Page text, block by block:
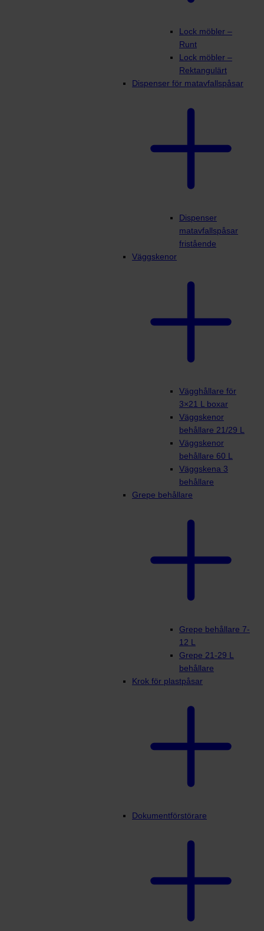
Lock möbler –
Runt
Lock möbler –
Rektangulärt
Dispenser för matavfallspåsar
Dispenser
matavfallspåsar
fristående
Väggskenor
Vägghållare för
3×21 L boxar
Väggskenor
behållare 21/29 L
Väggskenor
behållare 60 L
Väggskena 3
behållare
Grepe behållare
Grepe behållare 7-
12 L
Grepe 21-29 L
behållare
Krok för plastpåsar
Dokumentförstörare